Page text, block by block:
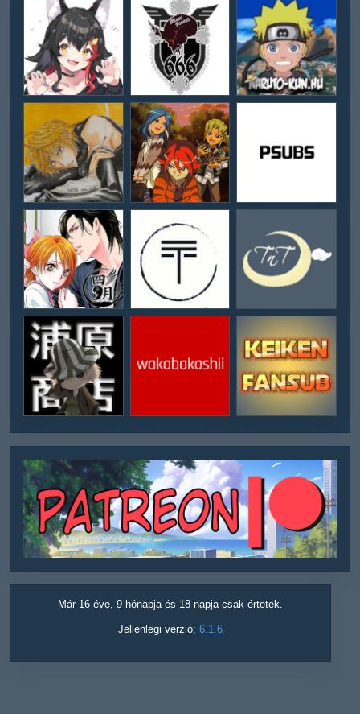
Már 16 éve, 9 hónapja és 18 napja csak értetek.
Jellenlegi verzió: 6.1.6